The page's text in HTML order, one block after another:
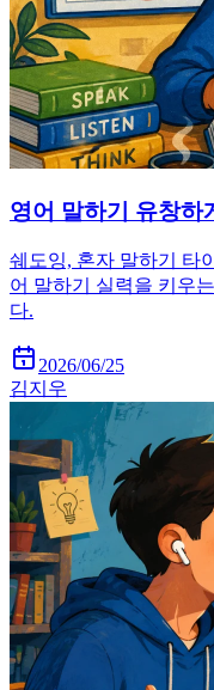
영어 말하기 유창하
쉐도잉, 혼자 말하기 타
어 말하기 실력을 키우
다.
2026/06/25
김지우